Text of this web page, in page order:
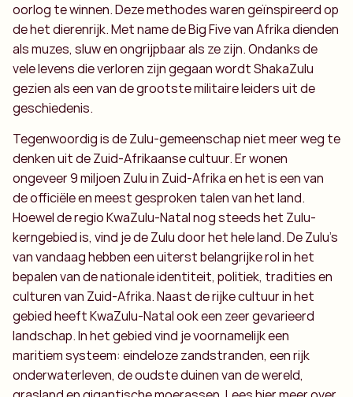
oorlog te winnen. Deze methodes waren geïnspireerd op
de het dierenrijk. Met name de Big Five van Afrika dienden
als muzes, sluw en ongrijpbaar als ze zijn. Ondanks de
vele levens die verloren zijn gegaan wordt ShakaZulu
gezien als een van de grootste militaire leiders uit de
geschiedenis.
Tegenwoordig is de Zulu-gemeenschap niet meer weg te
denken uit de Zuid-Afrikaanse cultuur. Er wonen
ongeveer 9 miljoen Zulu in Zuid-Afrika en het is een van
de officiële en meest gesproken talen van het land.
Hoewel de regio KwaZulu-Natal nog steeds het Zulu-
kerngebied is, vind je de Zulu door het hele land. De Zulu’s
van vandaag hebben een uiterst belangrijke rol in het
bepalen van de nationale identiteit, politiek, tradities en
culturen van Zuid-Afrika. Naast de rijke cultuur in het
gebied heeft KwaZulu-Natal ook een zeer gevarieerd
landschap. In het gebied vind je voornamelijk een
maritiem systeem: eindeloze zandstranden, een rijk
onderwaterleven, de oudste duinen van de wereld,